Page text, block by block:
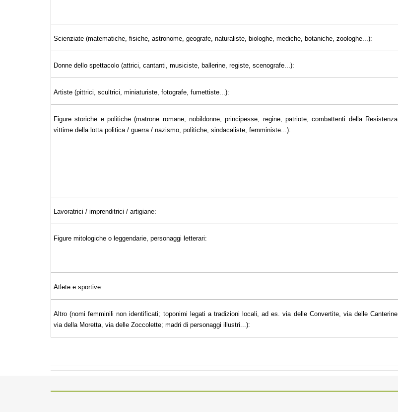
Scienziate (matematiche, fisiche, astronome, geografe, naturaliste, biologhe, mediche, botaniche, zoologhe...):
Donne dello spettacolo (attrici, cantanti, musiciste, ballerine, registe, scenografe...):
Artiste (pittrici, scultrici, miniaturiste, fotografe, fumettiste...):
Figure storiche e politiche (matrone romane, nobildonne, principesse, regine, patriote, combattenti della Resistenza,
vittime della lotta politica / guerra / nazismo, politiche, sindacaliste, femministe...):
Lavoratrici / imprenditrici / artigiane:
Figure mitologiche o leggendarie, personaggi letterari:
Atlete e sportive:
Altro (nomi femminili non identificati; toponimi legati a tradizioni locali, ad es. via delle Convertite, via delle Canterine,
via della Moretta, via delle Zoccolette; madri di personaggi illustri...):